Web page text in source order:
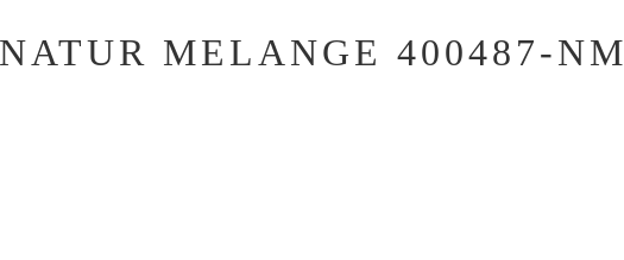
MELANGE 400487-NM